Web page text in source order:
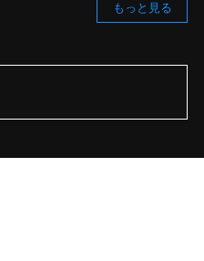
もっと見る